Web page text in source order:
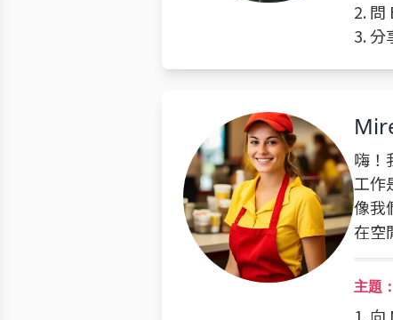
2. 問
3. 分
嗨！
工作
像我
在空
主題